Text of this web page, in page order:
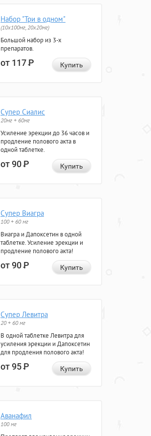
Набор "Три в одном"
(10x100мг, 20x20мг)
Большой набор из 3-х
препаратов.
от 117Р Купить
Супер Сиалис
20мг + 60мг
Усиление эрекции до 36 часов и
продление полового акта в
одной таблетке.
от 90Р Купить
Супер Виагра
100 + 60 мг
Виагра и Дапоксетин в одной
таблетке. Усиление эрекции и
продление полового акта!
от 90Р Купить
Супер Левитра
20 + 60 мг
В одной таблетке Левитра для
усиления эрекции и Дапоксетин
для продления полового акта!
от 95Р Купить
Аванафил
100 мг